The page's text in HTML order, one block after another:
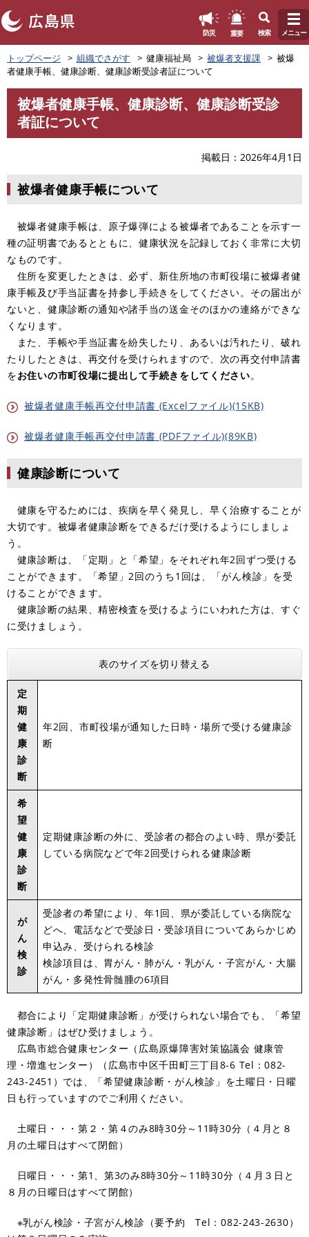
ペ
ー
ジ
の
で
防災 重要 検索 メニュー
トップページ 組織でさがす 健康福祉局 被爆者支援課
被爆
者健康手帳、健康診断、健康診断受診者証について
被爆者健康手帳、健康診断、健康診断受診
者証について
掲載日 2026年4月1日
被爆者健康手帳について
被爆者健康手帳は、原子爆弾による被爆者であることを示す一
種の証明書であるとともに、健康状況を記録しておく非常に大切
なものです。
住所を変更したときは、必ず、新住所地の市町役場に被爆者健
康手帳及び手当証書を持参し手続きをしてください。その届出が
ないと、健康診断の通知や諸手当の送金そのほかの連絡ができな
くなります。
また、手帳や手当証書を紛失したり、あるいは汚れたり、破れ
たりしたときは、再交付を受けられますので、次の再交付申請書
をお住いの市町役場に提出して手続きをしてください。
被爆者健康手帳再交付申請書 (Excelファイル)(15KB)
被爆者健康手帳再交付申請書 (PDFファイル)(89KB)
健康診断について
健康を守るためには、疾病を早く発見し、早く治療することが
大切です。被爆者健康診断をできるだけ受けるようにしましょ
う。
健康診断は、「定期」と「希望」をそれぞれ年2回ずつ受ける
ことができます。「希望」2回のうち1回は、「がん検診」を受
けることができます。
健康診断の結果、精密検査を受けるようにいわれた方は、すぐ
に受けましょう。
表のサイズを切り替える
定
期
健
康
診
断
年2回、市町役場が通知した日時・場所で受ける健康診
断
希
望
健
康
診
断
定期健康診断の外に、受診者の都合のよい時、県が委託
している病院などで年2回受けられる健康診断
が
ん
検
診
受診者の希望により、年1回、県が委託している病院な
どへ、電話などで受診日・受診項目についてあらかじめ
申込み、受けられる検診
検診項目は、胃がん・肺がん・乳がん・子宮がん・大腸
がん・多発性骨髄腫の6項目
都合により「定期健康診断」が受けられない場合でも、「希望
健康診断」はぜひ受けましょう。
広島市総合健康センター（広島原爆障害対策協議会 健康管
理・増進センター）（広島市中区千田町三丁目8-6 Tel：082-
243-2451）では、「希望健康診断・がん検診」を土曜日・日曜
日も行っていますのでご利用ください。
土曜日・・・第２・第４のみ8時30分～11時30分（４月と８
月の土曜日はすべて閉館）
日曜日・・・第1、第3のみ8時30分～11時30分（４月３日と
８月の日曜日はすべて閉館）
※乳がん検診・子宮がん検診（要予約 Tel：082-243-2630）